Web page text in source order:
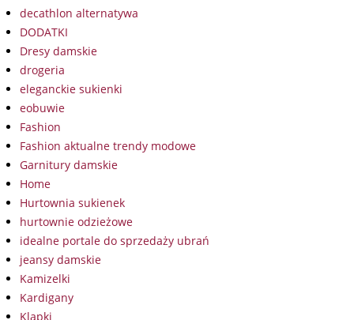
decathlon alternatywa
DODATKI
Dresy damskie
drogeria
eleganckie sukienki
eobuwie
Fashion
Fashion aktualne trendy modowe
Garnitury damskie
Home
Hurtownia sukienek
hurtownie odzieżowe
idealne portale do sprzedaży ubrań
jeansy damskie
Kamizelki
Kardigany
Klapki